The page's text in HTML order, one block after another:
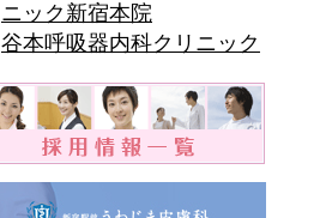
ニック新宿本院
谷本呼吸器内科クリニック